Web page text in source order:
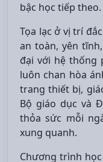
bậc học tiếp theo.
Tọa lạc ở vị trí
an toàn, yên
đại với hệ thống
luôn chan hòa
trang thiết bị,
Bộ giáo dục và
thỏa sức mỗi
xung quanh.
Chương trình